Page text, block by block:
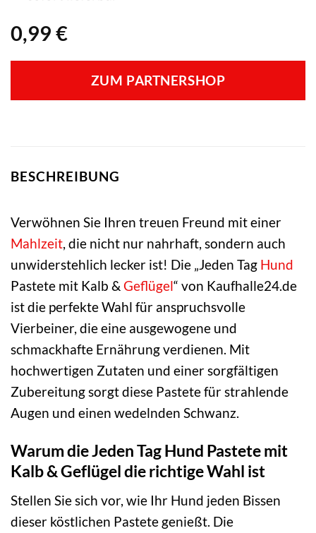
0,99 €
ZUM PARTNERSHOP
BESCHREIBUNG
Verwöhnen Sie Ihren treuen Freund mit einer
Mahlzeit , die nicht nur nahrhaft, sondern auch
unwiderstehlich lecker ist! Die „Jeden Tag Hund
Pastete mit Kalb & Geflügel“ von Kaufhalle24.de
ist die perfekte Wahl für anspruchsvolle
Vierbeiner, die eine ausgewogene und
schmackhafte Ernährung verdienen. Mit
hochwertigen Zutaten und einer sorgfältigen
Zubereitung sorgt diese Pastete für strahlende
Augen und einen wedelnden Schwanz.
Warum die Jeden Tag Hund Pastete mit
Kalb & Geflügel die richtige Wahl ist
Stellen Sie sich vor, wie Ihr Hund jeden Bissen
dieser köstlichen Pastete genießt. Die